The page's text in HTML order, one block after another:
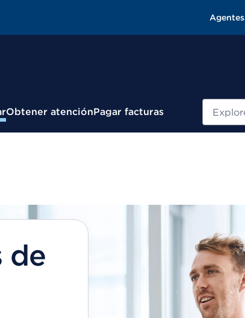
Agentes
Obtener atenciónPagar facturas Buscar
de